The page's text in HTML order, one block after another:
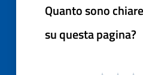
Quanto sono
su questa pagina?